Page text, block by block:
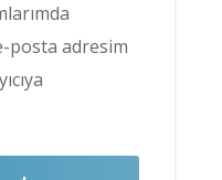
posta adresim